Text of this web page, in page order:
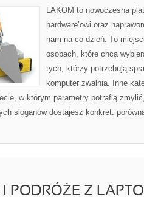
LAKOM to nowoczesna
hardware’owi oraz
nam na co dzień. To
osobach, które chcą
tych, którzy potrzebują
komputer zwalnia. Inne
w którym parametry potrafią
sloganów dostajesz konkret:
PODRÓŻE Z